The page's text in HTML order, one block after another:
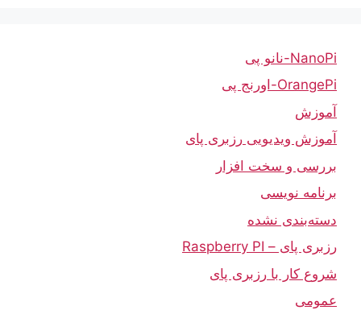
NanoPi-نانو پی
OrangePi-اورنج پی
آموزش
آموزش ویدیویی رزبری پای
بررسی و سخت افزار
برنامه نویسی
دسته‌بندی نشده
رزبری پای – Raspberry PI
شروع کار با رزبری پای
عمومی